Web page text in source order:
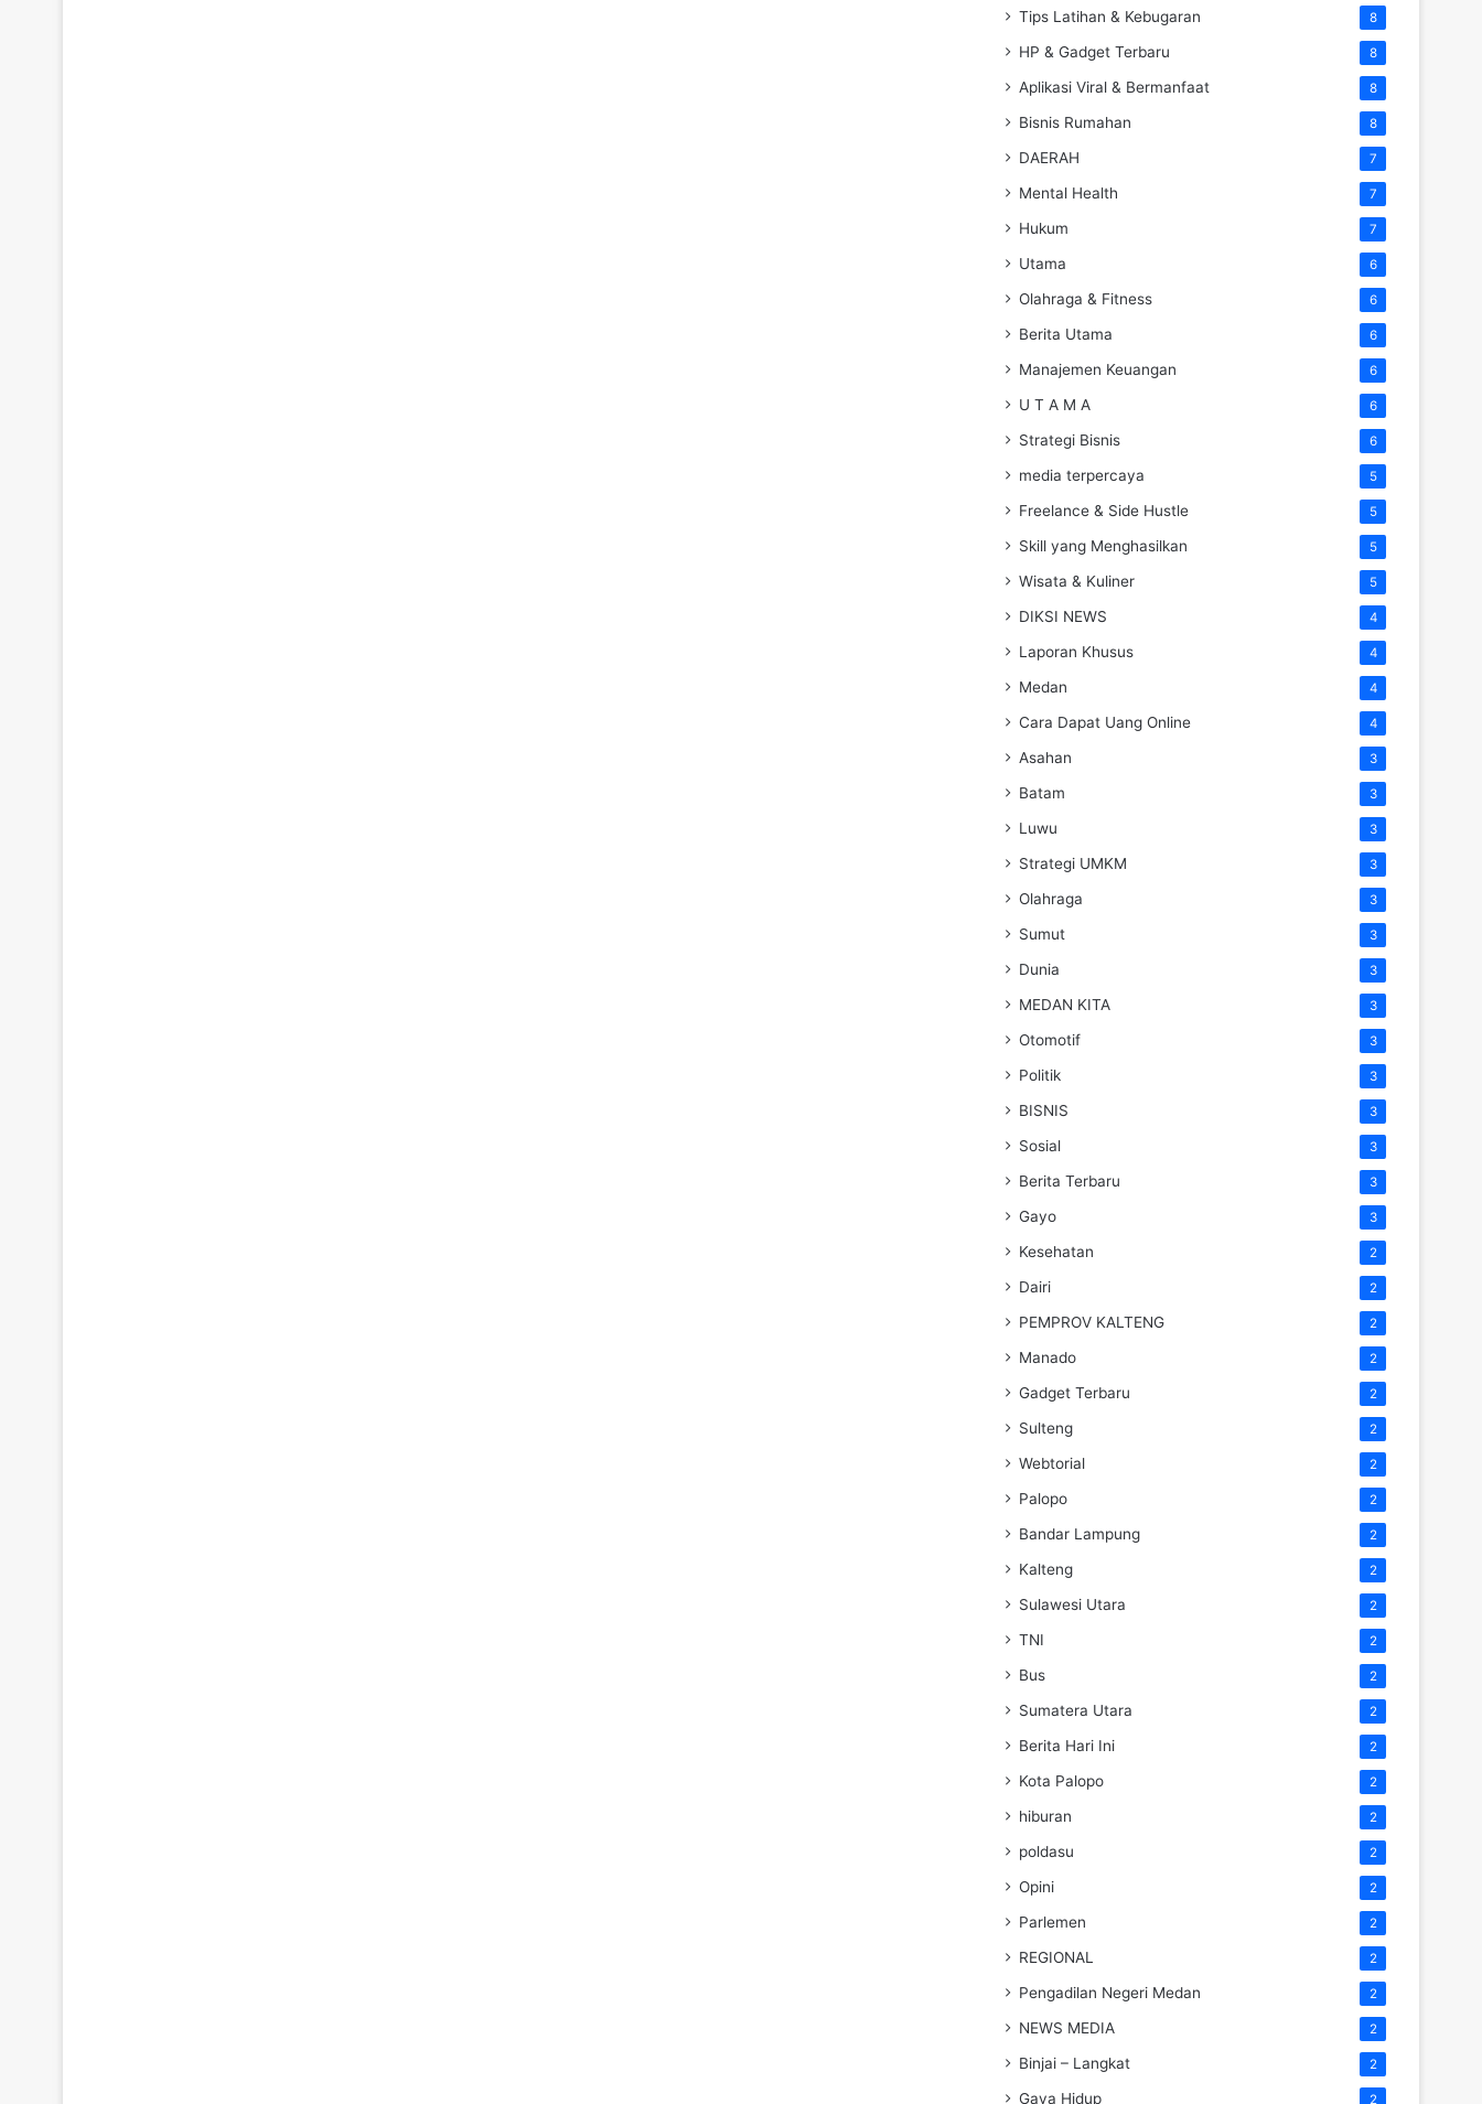
Tips Latihan & Kebugaran 8
HP & Gadget Terbaru 8
Aplikasi Viral & Bermanfaat 8
Bisnis Rumahan 8
DAERAH 7
Mental Health 7
Hukum 7
Utama 6
Olahraga & Fitness 6
Berita Utama 6
Manajemen Keuangan 6
U T A M A 6
Strategi Bisnis 6
media terpercaya 5
Freelance & Side Hustle 5
Skill yang Menghasilkan 5
Wisata & Kuliner 5
DIKSI NEWS 4
Laporan Khusus 4
Medan 4
Cara Dapat Uang Online 4
Asahan 3
Batam 3
Luwu 3
Strategi UMKM 3
Olahraga 3
Sumut 3
Dunia 3
MEDAN KITA 3
Otomotif 3
Politik 3
BISNIS 3
Sosial 3
Berita Terbaru 3
Gayo 3
Kesehatan 2
Dairi 2
PEMPROV KALTENG 2
Manado 2
Gadget Terbaru 2
Sulteng 2
Webtorial 2
Palopo 2
Bandar Lampung 2
Kalteng 2
Sulawesi Utara 2
TNI 2
Bus 2
Sumatera Utara 2
Berita Hari Ini 2
Kota Palopo 2
hiburan 2
poldasu 2
Opini 2
Parlemen 2
REGIONAL 2
Pengadilan Negeri Medan 2
NEWS MEDIA 2
Binjai – Langkat 2
Gaya Hidup 2